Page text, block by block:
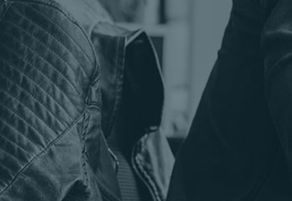
Partner, Microsoft Gold